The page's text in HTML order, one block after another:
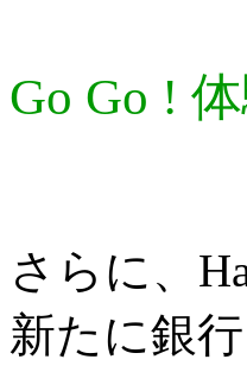
Go Go !
さらに、
新たに銀